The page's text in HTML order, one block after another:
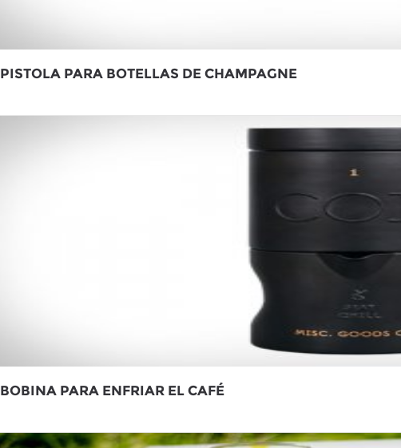
PISTOLA PARA BOTELLAS DE CHAMPAGNE
BOBINA PARA ENFRIAR EL CAFÉ